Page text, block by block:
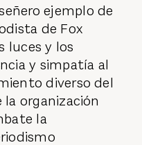
ejemplo de
de Fox
luces y los
y simpatía al
diverso del
organización
la